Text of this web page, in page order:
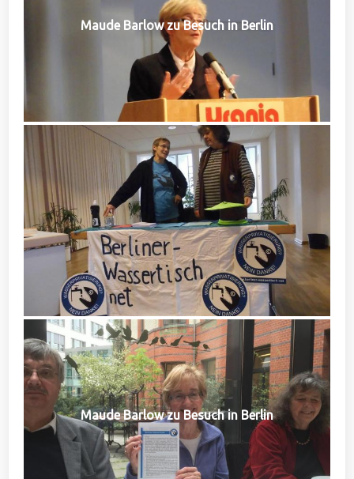
Maude Barlow zu Besuch in Berlin
Maude Barlow zu Besuch in Berlin